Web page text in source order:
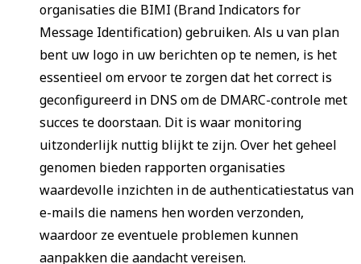
organisaties die BIMI (Brand Indicators for
Message Identification) gebruiken. Als u van plan
bent uw logo in uw berichten op te nemen, is het
essentieel om ervoor te zorgen dat het correct is
geconfigureerd in DNS om de DMARC-controle met
succes te doorstaan. Dit is waar monitoring
uitzonderlijk nuttig blijkt te zijn. Over het geheel
genomen bieden rapporten organisaties
waardevolle inzichten in de authenticatiestatus van
e-mails die namens hen worden verzonden,
waardoor ze eventuele problemen kunnen
aanpakken die aandacht vereisen.